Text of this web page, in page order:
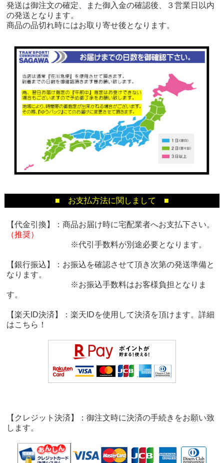
発送は御注文の確定、また御入金の確認後、３営業日以内
の発送となります。
商品の品切れ時にはお取り寄せ後となります。
■ お支払方法に関しまして ■
【代金引換】：商品お届け時に宅配業者へお支払下さい。
（推奨）
※代引手数料が別途必要となります。
【銀行振込】：お振込を確認させて頂き次第の発送準備と
なります。
※お振込手数料はお客様負担となりま
す。
【楽天ID決済】：楽天IDを使用して決済を頂けます。詳細
はこちら！
【クレジット決済】：御注文時に決済の手続きをお願い致
します。